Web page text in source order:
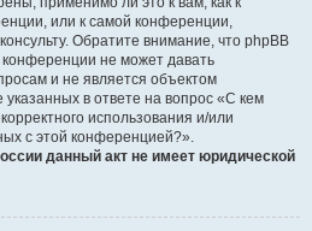
или к самой конференции,
Обратите внимание, что phpBB
не может давать
и не является объектом
в ответе на вопрос «С кем
использования и/или
с этой конференцией?».
данный акт не имеет юридической